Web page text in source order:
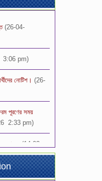
(26-04-
নোটিশ।
পূরণের সময়
ফলাফল
(14-03-
শাখা (১ম-৯ম)